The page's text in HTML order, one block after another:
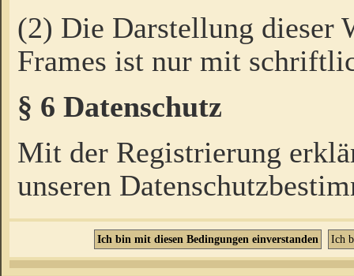
(2) Die Darstellung dieser
Frames ist nur mit
§ 6 Datenschutz
Mit der Registrierung
unseren